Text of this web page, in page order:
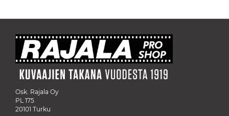
Osk. Rajala Oy
PL 175
20101 Turku